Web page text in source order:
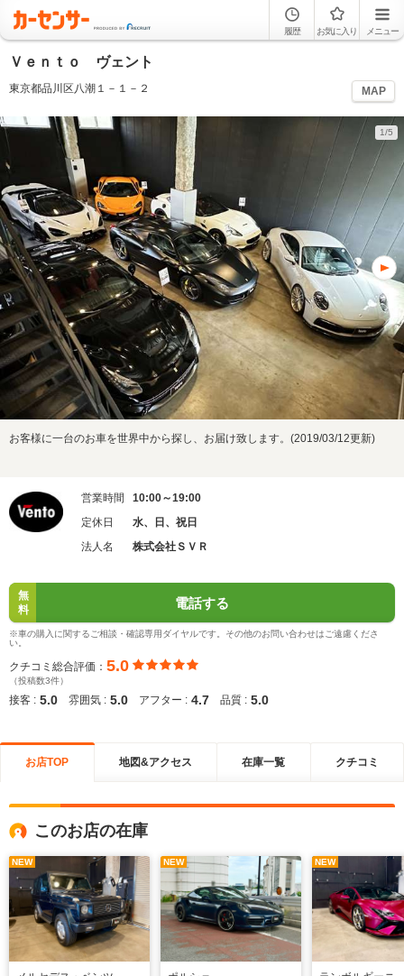
履歴 お気に入り メニュー
Ｖｅｎｔｏ ヴェント
東京都品川区八潮１－１－２ MAP
1/5
お客様に一台のお車を世界中から探し、お届け致します。(2019/03/12更新)
営業時間
10:00～19:00
定休日
水、日、祝日
法人名
株式会社ＳＶＲ
無
料
電話する
※車の購入に関するご相談・確認専用ダイヤルです。その他のお問い合わせはご遠慮くださ
い。
クチコミ総合評価： 5.0
（投稿数3件）
接客 : 5.0 雰囲気 : 5.0 アフター : 4.7 品質 : 5.0
お店TOP 地図&アクセス 在庫一覧 クチコミ
このお店の在庫
NEW NEW NEW